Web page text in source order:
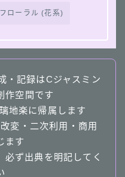
フローラル (花系)
・記録はCジャスミン
作空間です
地楽に帰属します
変・二次利用・商用
ます
必ず出典を明記してく